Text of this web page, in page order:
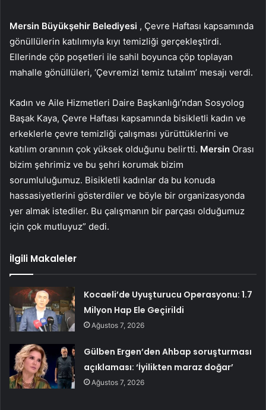
Mersin Büyükşehir Belediyesi , Çevre Haftası kapsamında
gönüllülerin katılımıyla kıyı temizliği gerçekleştirdi.
Ellerinde çöp poşetleri ile sahil boyunca çöp toplayan
mahalle gönüllüleri, ‘Çevremizi temiz tutalım’ mesajı verdi.
Kadın ve Aile Hizmetleri Daire Başkanlığı’ndan Sosyolog
Başak Kaya, Çevre Haftası kapsamında bisikletli kadın ve
erkeklerle çevre temizliği çalışması yürüttüklerini ve
katılım oranının çok yüksek olduğunu belirtti. Mersin Orası
bizim şehrimiz ve bu şehri korumak bizim
sorumluluğumuz. Bisikletli kadınlar da bu konuda
hassasiyetlerini gösterdiler ve böyle bir organizasyonda
yer almak istediler. Bu çalışmanın bir parçası olduğumuz
için çok mutluyuz” dedi.
İlgili Makaleler
Kocaeli’de Uyuşturucu Operasyonu: 1.7
Milyon Hap Ele Geçirildi
Ağustos 7, 2026
Gülben Ergen’den Ahbap soruşturması
açıklaması: ‘İyilikten maraz doğar’
Ağustos 7, 2026